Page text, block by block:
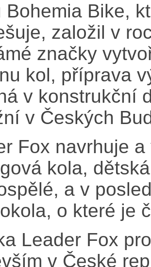
Bohemia Bike,
založil v
značky
kol, příprava
v konstrukční
v Českých
Fox navrhuje
kola,
a v
o které je
Leader Fox
v České